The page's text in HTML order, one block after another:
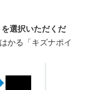
選択いただくだ
かる「キズナポイ